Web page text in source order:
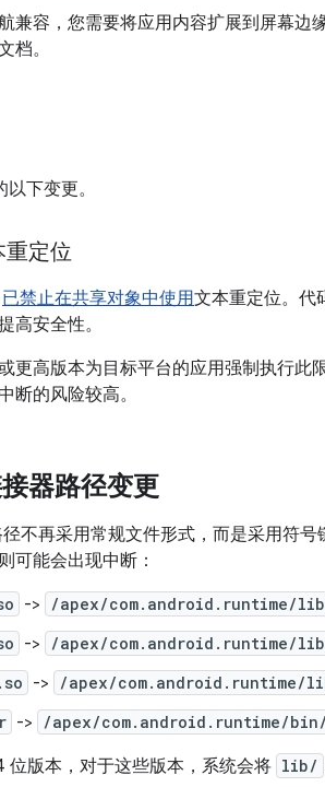
兼容，您需要将应用内容扩展到屏幕边
档。
下变更。
重定位
已禁止在共享对象中使用文本重定位。代
高安全性。
更高版本为目标平台的应用强制执行
断的风险较高。
器路径变更
不再采用常规文件形式，而是采用符
可能会出现中断：
->
/apex/com.android.runtime/
->
/apex/com.android.runtime/
->
/apex/
-> /apex/com.android.runtime/
位版本，对于这些版本，系统会将 lib/